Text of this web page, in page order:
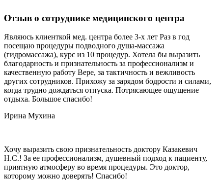
Отзыв о сотруднике медицинского центра
Являюсь клиенткой мед. центра более 3-х лет Раз в год
посещаю процедуры подводного душа-массажа
(гидромассажа), курс из 10 процедур. Хотела бы выразить
благодарность и признательность за профессионализм и
качественную работу Вере, за тактичность и вежливость
других сотрудников. Прихожу за зарядом бодрости и силами,
когда трудно дождаться отпуска. Потрясающее ощущение
отдыха. Большое спасибо!
Ирина Мухина
Хочу выразить свою признательность доктору Казакевич
Н.С.! За ее профессионализм, душевный подход к пациенту,
приятную атмосферу во время процедуры. Это доктор,
которому можно доверять! Спасибо!